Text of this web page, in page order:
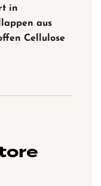
in
aus
Cellulose